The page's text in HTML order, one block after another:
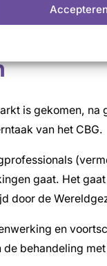
Accepteren
gestuurd
is gekomen,
van het CBG.
gaat. Het
door de
en
behandeling met